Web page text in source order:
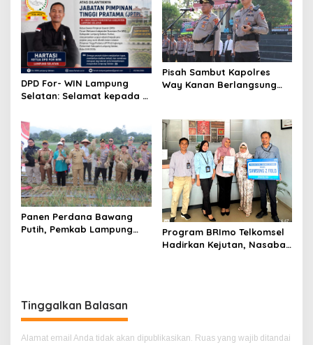
DPD For- WIN Lampung
Selatan: Selamat kepada 12
Selatan
Pisah Sambut Kapolres
Way Kanan Berlangsung
Beralih
Panen Perdana Bawang
Putih, Pemkab Lampung
Program BRImo Telkomsel
Hadirkan Kejutan, Nasabah
Tinggalkan Balasan
Alamat email Anda tidak akan dipublikasikan. Ruas yang wajib ditandai